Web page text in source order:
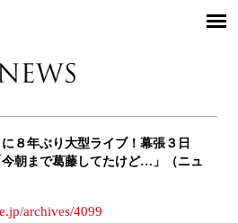
８年ぶり大型ライブ！幕張３日
朝まで葛藤してたけど…」（ニュ
archives/4099